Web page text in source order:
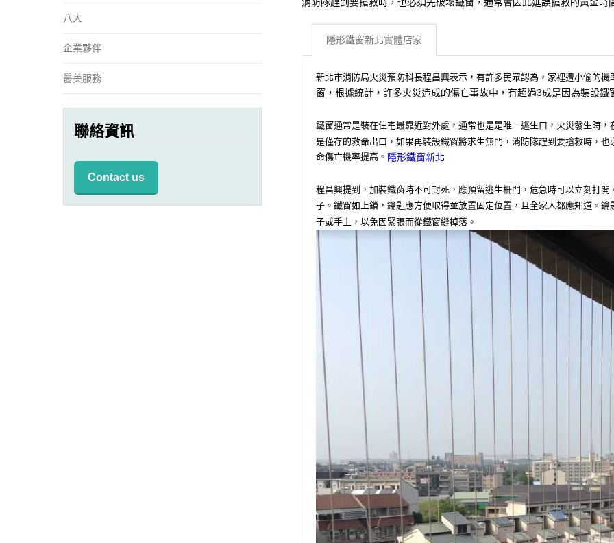
八大
企業夥伴
醫美服務
聯絡資訊
Contact us
隱形鐵窗新北實體店家
新北市消防局火災預防科長程昌興表示，有許多民眾認為，家裡遭小偷的機
窗，根據統計，許多火災造成的傷亡事故中，有超過3成是因為裝設鐵
鐵窗通常是裝在住宅最靠近對外處，通常也是是唯一逃生口，火災發生時
是僅存的救命出口，如果再裝設鐵窗將求生無門，消防隊趕到要搶救時，
命傷亡機率提高。 隱形鐵窗新北
程昌興提到，加裝鐵窗時不可封死，應預留逃生柵門，危急時可以立刻打
子。鐵窗如上鎖，鑰匙應方便取得並放置固定位置，且全家人都應知道。
子或手上，以免因緊張而從鐵窗縫掉落。